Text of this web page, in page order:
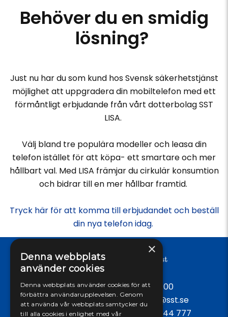
Behöver du en smidig
lösning?
Just nu har du som kund hos Svensk säkerhetstjänst
möjlighet att uppgradera din mobiltelefon med ett
förmåntligt erbjudande från vårt dotterbolag SST
LISA.
Välj bland tre populära modeller och leasa din
telefon istället för att köpa- ett smartare och mer
hållbart val. Med LISA främjar du cirkulär konsumtion
och bidrar till en mer hållbar framtid.
Tryck här för att komma till erbjudandet och beställ
din nya telefon idag.
Öppet vardagar: 09:00 - 17:00
Tel:042-38 58 50, E-post: info@sst.se
Spärrtjänst dygnet runt:
0771-444 777
×
Denna webbplats
använder cookies
Denna webbplats använder cookies för att
förbättra användarupplevelsen. Genom
att använda vår webbplats samtycker du
till alla cookies i enlighet med vår